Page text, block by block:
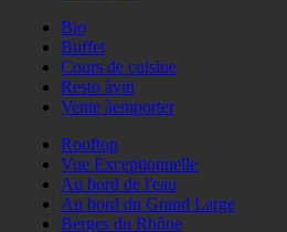
Bio
Buffet
Cours de cuisine
Resto àvin
Vente àemporter
Rooftop
Vue Exceptionnelle
Au bord de l'eau
Au bord du Grand Large
Berges du Rhône